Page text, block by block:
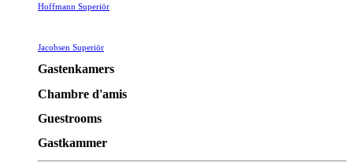
Hoffmann Superiör
Jacobsen Superiör
Gastenkamers
Chambre d'amis
Guestrooms
Gastkammer